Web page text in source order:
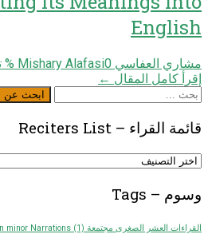
English
مشاري العفاسي Mishary Alafasi 0
%
إقرأ كامل المقال ←
ابحث
عن
ابحث عن
قائمة القراء – Reciters List
قائمة
Reciters
List
وسوم – Tags
القراءات العشر الصغرى مجتمعة The ten minor Narrations (1)